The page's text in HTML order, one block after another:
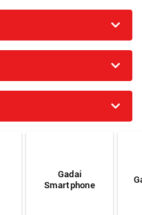
Gadai
Smartphone